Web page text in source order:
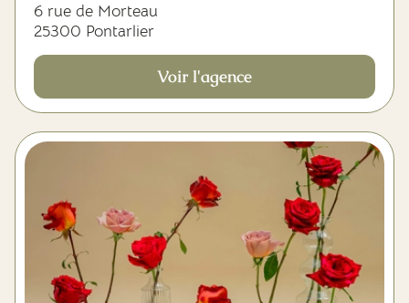
6 rue de Morteau
25300 Pontarlier
Voir l'agence